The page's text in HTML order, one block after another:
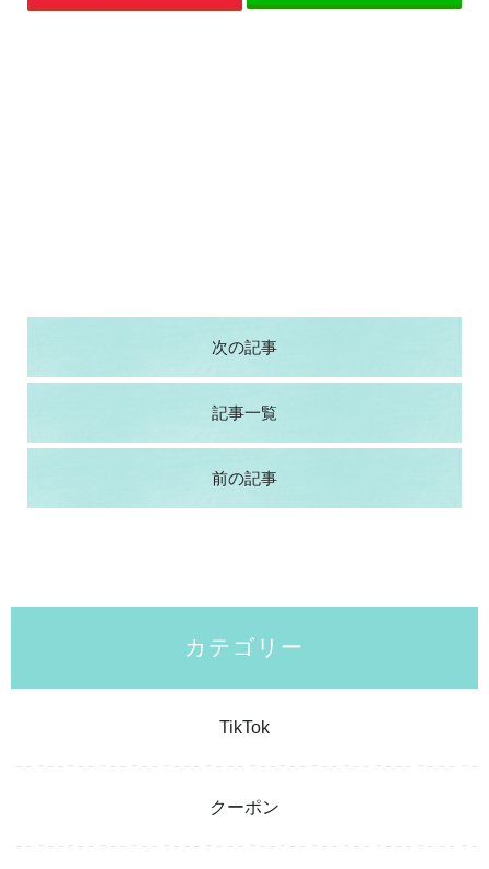
次の記事
記事一覧
前の記事
カテゴリー
TikTok
クーポン